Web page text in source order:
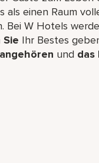
einen Raum
Bei W Hotels
Sie Ihr Bestes
und das